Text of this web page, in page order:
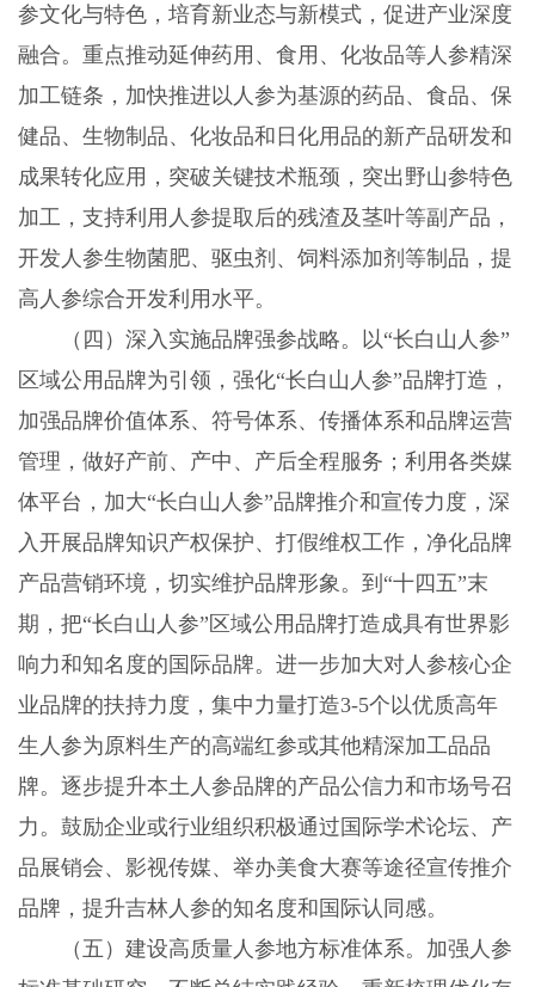
参文化与特色，培育新业态与新模式，促进产业深度
融合。重点推动延伸药用、食用、化妆品等人参精深
加工链条，加快推进以人参为基源的药品、食品、保
健品、生物制品、化妆品和日化用品的新产品研发和
成果转化应用，突破关键技术瓶颈，突出野山参特色
加工，支持利用人参提取后的残渣及茎叶等副产品，
开发人参生物菌肥、驱虫剂、饲料添加剂等制品，提
高人参综合开发利用水平。
（四）深入实施品牌强参战略。以“长白山人参”
区域公用品牌为引领，强化“长白山人参”品牌打造，
加强品牌价值体系、符号体系、传播体系和品牌运营
管理，做好产前、产中、产后全程服务；利用各类媒
体平台，加大“长白山人参”品牌推介和宣传力度，深
入开展品牌知识产权保护、打假维权工作，净化品牌
产品营销环境，切实维护品牌形象。到“十四五”末
期，把“长白山人参”区域公用品牌打造成具有世界影
响力和知名度的国际品牌。进一步加大对人参核心企
业品牌的扶持力度，集中力量打造3-5个以优质高年
生人参为原料生产的高端红参或其他精深加工品品
牌。逐步提升本土人参品牌的产品公信力和市场号召
力。鼓励企业或行业组织积极通过国际学术论坛、产
品展销会、影视传媒、举办美食大赛等途径宣传推介
品牌，提升吉林人参的知名度和国际认同感。
（五）建设高质量人参地方标准体系。加强人参